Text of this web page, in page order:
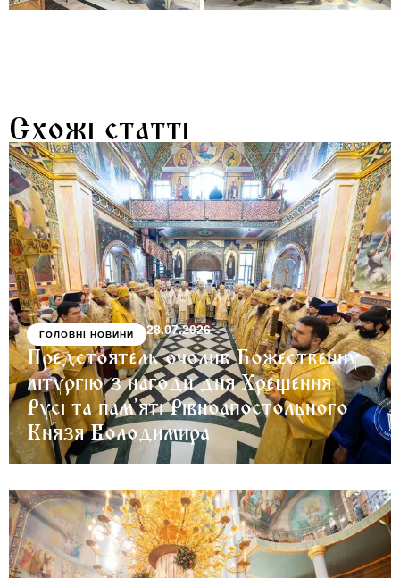
Схожі статті
ГОЛОВНІ НОВИНИ 28.07.2026
Предстоятель очолив Божественну
літургію з нагоди дня Хрещення
Русі та пам’яті Рівноапостольного
Князя Володимира